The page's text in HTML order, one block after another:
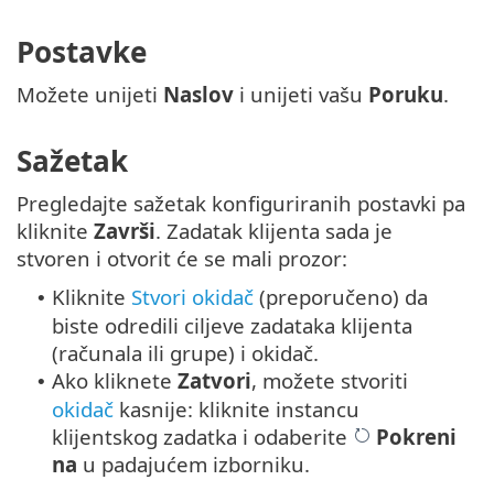
Postavke
Možete unijeti Naslov i unijeti vašu Poruku.
Sažetak
Pregledajte sažetak konfiguriranih postavki pa
kliknite Završi. Zadatak klijenta sada je
stvoren i otvorit će se mali prozor:
• Kliknite Stvori okidač (preporučeno) da
biste odredili ciljeve zadataka klijenta
(računala ili grupe) i okidač.
• Ako kliknete Zatvori, možete stvoriti
okidač kasnije: kliknite instancu
klijentskog zadatka i odaberite
Pokreni
na u padajućem izborniku.